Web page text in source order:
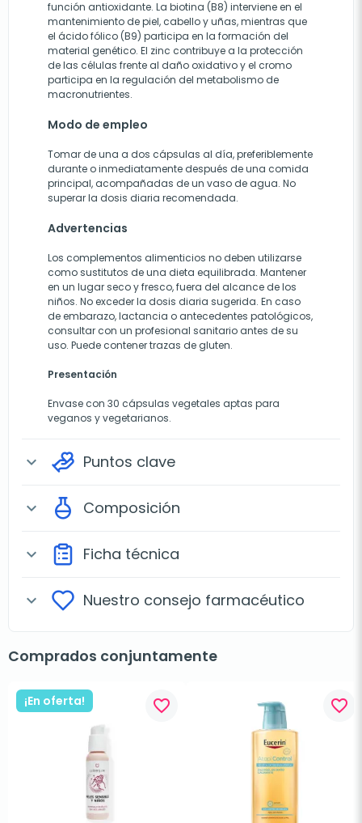
función antioxidante. La biotina (B8) interviene en el
mantenimiento de piel, cabello y uñas, mientras que
el ácido fólico (B9) participa en la formación del
material genético. El zinc contribuye a la protección
de las células frente al daño oxidativo y el cromo
participa en la regulación del metabolismo de
macronutrientes.
Modo de empleo
Tomar de una a dos cápsulas al día, preferiblemente
durante o inmediatamente después de una comida
principal, acompañadas de un vaso de agua. No
superar la dosis diaria recomendada.
Advertencias
Los complementos alimenticios no deben utilizarse
como sustitutos de una dieta equilibrada. Mantener
en un lugar seco y fresco, fuera del alcance de los
niños. No exceder la dosis diaria sugerida. En caso
de embarazo, lactancia o antecedentes patológicos,
consultar con un profesional sanitario antes de su
uso. Puede contener trazas de gluten.
Presentación
Envase con 30 cápsulas vegetales aptas para
veganos y vegetarianos.
expand_more Puntos clave
expand_more Composición
expand_more Ficha técnica
expand_more Nuestro consejo farmacéutico
Comprados conjuntamente
¡En oferta! favorite_border favorite_border